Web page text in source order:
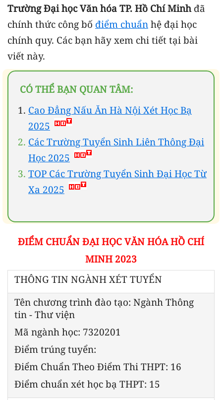
Trường Đại học Văn hóa TP. Hồ Chí Minh đã
chính thức công bố điểm chuẩn hệ đại học
chính quy. Các bạn hãy xem chi tiết tại bài
viết này.
CÓ THỂ BẠN QUAN TÂM:
Cao Đẳng Nấu Ăn Hà Nội Xét Học Bạ
2025
Các Trường Tuyển Sinh Liên Thông Đại
Học 2025
TOP Các Trường Tuyển Sinh Đại Học Từ
Xa 2025
ĐIỂM CHUẨN ĐẠI HỌC VĂN HÓA HỒ CHÍ
MINH 2023
THÔNG TIN NGÀNH XÉT TUYỂN
Tên chương trình đào tạo: Ngành Thông
tin - Thư viện
Mã ngành học: 7320201
Điểm trúng tuyển:
Điểm Chuẩn Theo Điểm Thi THPT: 16
Điểm chuẩn xét học bạ THPT: 15